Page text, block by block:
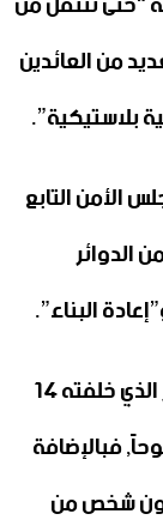
من العائدين
بلاستيكية”.
الأمن التابع
الدوائر
البناء”.
وبحسب البيان الصحفي المذكور، فإن الدمار الذي خلفته 14
فبالإضافة
شخص من